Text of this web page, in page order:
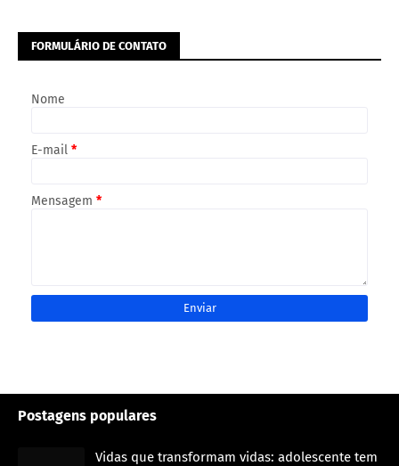
FORMULÁRIO DE CONTATO
Nome
E-mail *
Mensagem *
Postagens populares
Vidas que transformam vidas: adolescente tem